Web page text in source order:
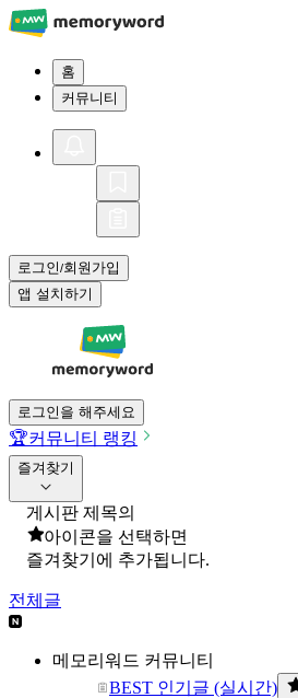
홈
커뮤니티
로그인/회원가입
앱 설치하기
로그인을 해주세요
🏆커뮤니티 랭킹
즐겨찾기
게시판 제목의
아이콘을 선택하면
즐겨찾기에 추가됩니다.
전체글
메모리워드 커뮤니티
BEST 인기글 (실시간)